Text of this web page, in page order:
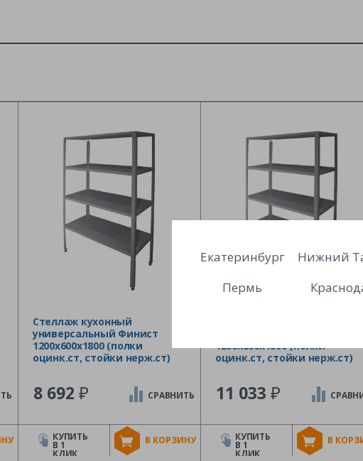
Стеллаж кухонный
универсальный Финист
1200х600х1800 (полки
оцинк.ст, стойки нерж.ст)
8 692 ₽
В КОРЗИНУ
СРАВНИТЬ
КУПИТЬ
В 1
КЛИК
1200х800х1800 (полки
оцинк.ст, стойки нерж.ст)
11 033 ₽
В
КУПИТЬ
В 1
КЛИК
Екатеринбург
Нижний
Пермь